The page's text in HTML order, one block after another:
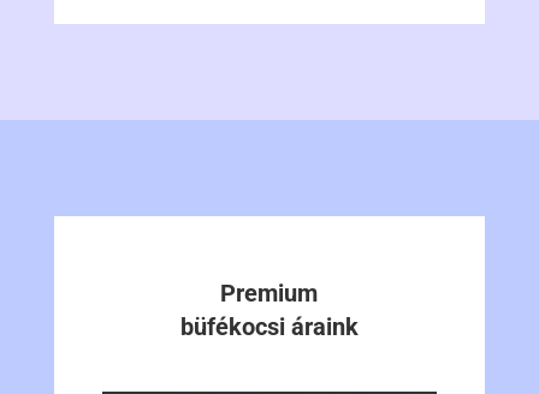
Premium
büfékocsi áraink